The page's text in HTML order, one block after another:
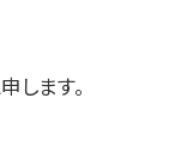
ます。